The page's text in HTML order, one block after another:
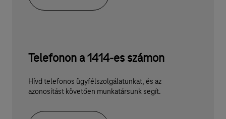
Telefonon a 1414-es számon
Hívd telefonos ügyfélszolgálatunkat, és az
azonosítást követően munkatársunk segít.